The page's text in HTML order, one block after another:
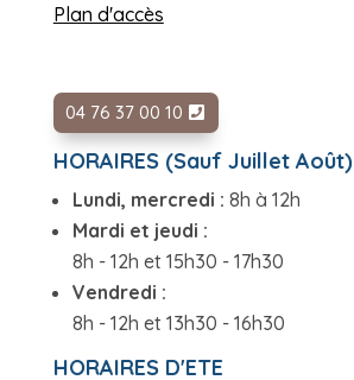
Plan d'accès
04 76 37 00 10
HORAIRES (Sauf Juillet Août)
Lundi, mercredi : 8h à 12h
Mardi et jeudi :
8h - 12h et 15h30 - 17h30
Vendredi :
8h - 12h et 13h30 - 16h30
HORAIRES D'ETE